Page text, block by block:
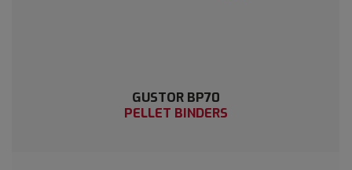
GUSTOR BP70
PELLET BINDERS